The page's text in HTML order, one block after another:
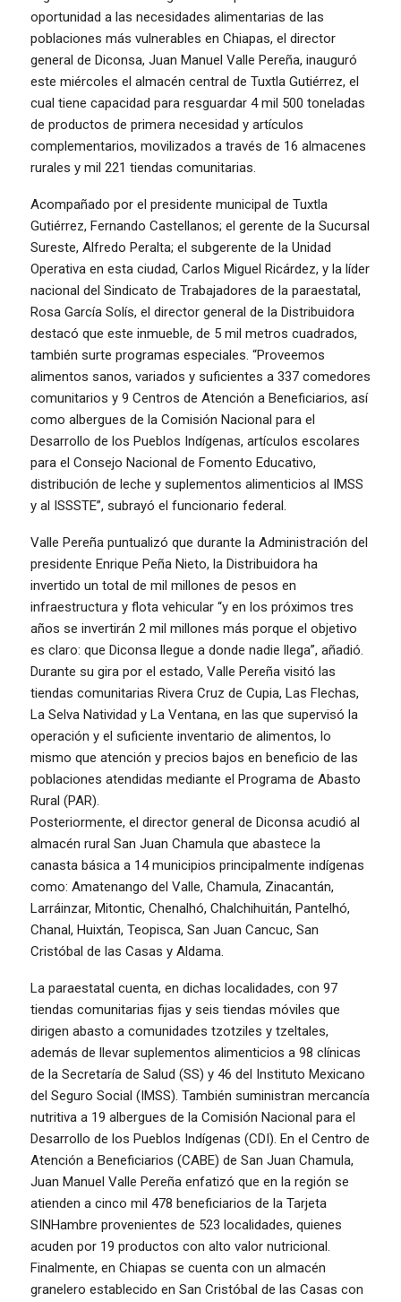
oportunidad a las necesidades alimentarias de las
poblaciones más vulnerables en Chiapas, el director
general de Diconsa, Juan Manuel Valle Pereña, inauguró
este miércoles el almacén central de Tuxtla Gutiérrez, el
cual tiene capacidad para resguardar 4 mil 500 toneladas
de productos de primera necesidad y artículos
complementarios, movilizados a través de 16 almacenes
rurales y mil 221 tiendas comunitarias.
Acompañado por el presidente municipal de Tuxtla
Gutiérrez, Fernando Castellanos; el gerente de la Sucursal
Sureste, Alfredo Peralta; el subgerente de la Unidad
Operativa en esta ciudad, Carlos Miguel Ricárdez, y la líder
nacional del Sindicato de Trabajadores de la paraestatal,
Rosa García Solís, el director general de la Distribuidora
destacó que este inmueble, de 5 mil metros cuadrados,
también surte programas especiales. “Proveemos
alimentos sanos, variados y suficientes a 337 comedores
comunitarios y 9 Centros de Atención a Beneficiarios, así
como albergues de la Comisión Nacional para el
Desarrollo de los Pueblos Indígenas, artículos escolares
para el Consejo Nacional de Fomento Educativo,
distribución de leche y suplementos alimenticios al IMSS
y al ISSSTE”, subrayó el funcionario federal.
Valle Pereña puntualizó que durante la Administración del
presidente Enrique Peña Nieto, la Distribuidora ha
invertido un total de mil millones de pesos en
infraestructura y flota vehicular “y en los próximos tres
años se invertirán 2 mil millones más porque el objetivo
es claro: que Diconsa llegue a donde nadie llega”, añadió.
Durante su gira por el estado, Valle Pereña visitó las
tiendas comunitarias Rivera Cruz de Cupia, Las Flechas,
La Selva Natividad y La Ventana, en las que supervisó la
operación y el suficiente inventario de alimentos, lo
mismo que atención y precios bajos en beneficio de las
poblaciones atendidas mediante el Programa de Abasto
Rural (PAR).
Posteriormente, el director general de Diconsa acudió al
almacén rural San Juan Chamula que abastece la
canasta básica a 14 municipios principalmente indígenas
como: Amatenango del Valle, Chamula, Zinacantán,
Larráinzar, Mitontic, Chenalhó, Chalchihuitán, Pantelhó,
Chanal, Huixtán, Teopisca, San Juan Cancuc, San
Cristóbal de las Casas y Aldama.
La paraestatal cuenta, en dichas localidades, con 97
tiendas comunitarias fijas y seis tiendas móviles que
dirigen abasto a comunidades tzotziles y tzeltales,
además de llevar suplementos alimenticios a 98 clínicas
de la Secretaría de Salud (SS) y 46 del Instituto Mexicano
del Seguro Social (IMSS). También suministran mercancía
nutritiva a 19 albergues de la Comisión Nacional para el
Desarrollo de los Pueblos Indígenas (CDI). En el Centro de
Atención a Beneficiarios (CABE) de San Juan Chamula,
Juan Manuel Valle Pereña enfatizó que en la región se
atienden a cinco mil 478 beneficiarios de la Tarjeta
SINHambre provenientes de 523 localidades, quienes
acuden por 19 productos con alto valor nutricional.
Finalmente, en Chiapas se cuenta con un almacén
granelero establecido en San Cristóbal de las Casas con